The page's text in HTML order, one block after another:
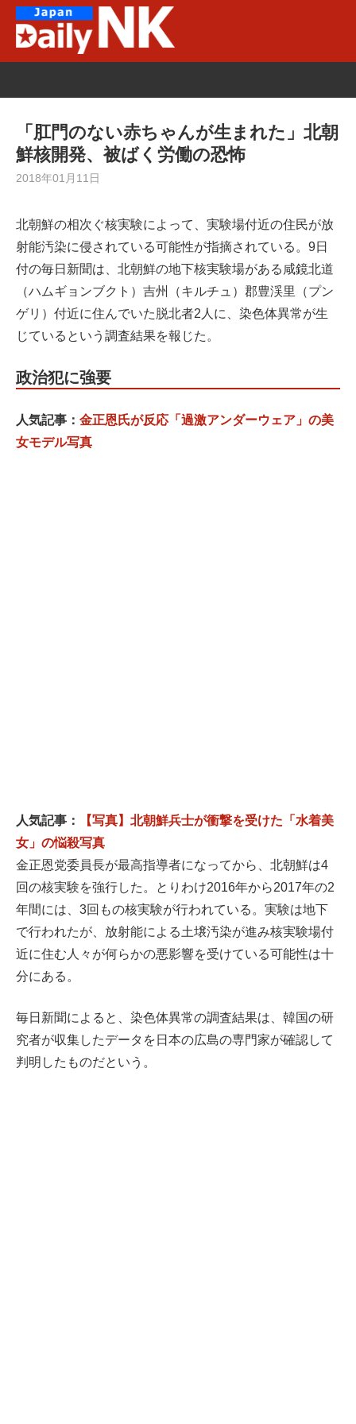
「肛門のない赤ちゃんが生まれた」北朝
鮮核開発、被ばく労働の恐怖
2018年01月11日
北朝鮮の相次ぐ核実験によって、実験場付近の住民が放
射能汚染に侵されている可能性が指摘されている。9日
付の毎日新聞は、北朝鮮の地下核実験場がある咸鏡北道
（ハムギョンブクト）吉州（キルチュ）郡豊渓里（プン
ゲリ）付近に住んでいた脱北者2人に、染色体異常が生
じているという調査結果を報じた。
政治犯に強要
人気記事： 金正恩氏が反応「過激アンダーウェア」の美
女モデル写真
人気記事：
【写真】北朝鮮兵士が衝撃を受けた「水着美
女」の悩殺写真
金正恩党委員長が最高指導者になってから、北朝鮮は4
回の核実験を強行した。とりわけ2016年から2017年の2
年間には、3回もの核実験が行われている。実験は地下
で行われたが、放射能による土壌汚染が進み核実験場付
近に住む人々が何らかの悪影響を受けている可能性は十
分にある。
毎日新聞によると、染色体異常の調査結果は、韓国の研
究者が収集したデータを日本の広島の専門家が確認して
判明したものだという。